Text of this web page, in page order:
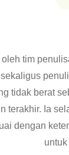
tim
tidak berat
terakhir. Ia
dengan